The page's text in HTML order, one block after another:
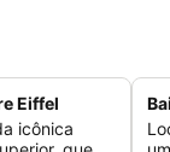
Eiffel
icônica